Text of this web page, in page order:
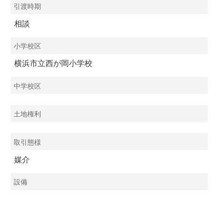
引渡時期
相談
小学校区
横浜市立西が岡小学校
中学校区
土地権利
取引態様
媒介
設備